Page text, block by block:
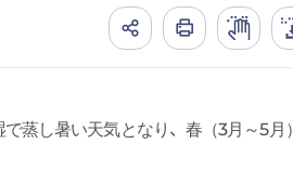
蒸し暑い天気となり、春（3月～5月）